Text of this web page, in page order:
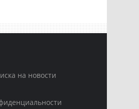
на новости